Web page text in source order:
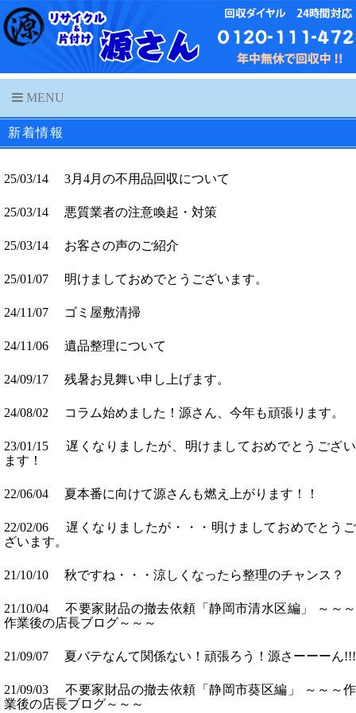
MENU
新着情報
25/03/14 3月4月の不用品回収について
25/03/14 悪質業者の注意喚起・対策
25/03/14 お客さの声のご紹介
25/01/07 明けましておめでとうございます。
24/11/07 ゴミ屋敷清掃
24/11/06 遺品整理について
24/09/17 残暑お見舞い申し上げます。
24/08/02 コラム始めました！源さん、今年も頑張ります。
23/01/15 遅くなりましたが、明けましておめでとうござい
ます！
22/06/04 夏本番に向けて源さんも燃え上がります！！
22/02/06 遅くなりましたが・・・明けましておめでとうご
ざいます。
21/10/10 秋ですね・・・涼しくなったら整理のチャンス？
21/10/04 不要家財品の撤去依頼「静岡市清水区編」 ～～～
作業後の店長ブログ～～～
21/09/07 夏バテなんて関係ない！頑張ろう！源さーーーん!!!
21/09/03 不要家財品の撤去依頼「静岡市葵区編」 ～～～作
業後の店長ブログ～～～